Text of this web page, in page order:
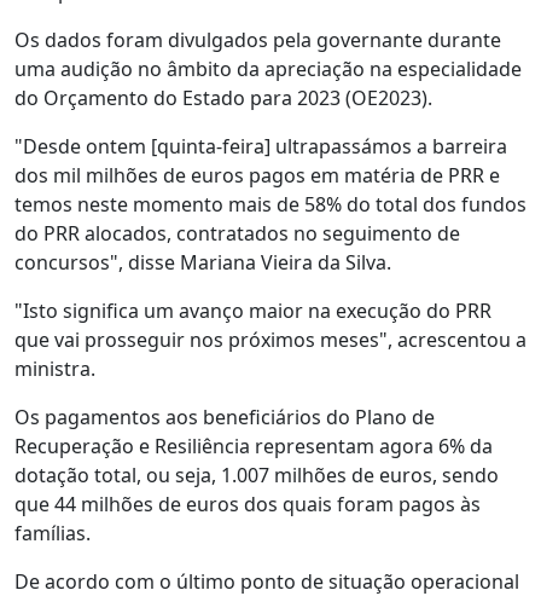
Os dados foram divulgados pela governante durante
uma audição no âmbito da apreciação na especialidade
do Orçamento do Estado para 2023 (OE2023).
"Desde ontem [quinta-feira] ultrapassámos a barreira
dos mil milhões de euros pagos em matéria de PRR e
temos neste momento mais de 58% do total dos fundos
do PRR alocados, contratados no seguimento de
concursos", disse Mariana Vieira da Silva.
"Isto significa um avanço maior na execução do PRR
que vai prosseguir nos próximos meses", acrescentou a
ministra.
Os pagamentos aos beneficiários do Plano de
Recuperação e Resiliência representam agora 6% da
dotação total, ou seja, 1.007 milhões de euros, sendo
que 44 milhões de euros dos quais foram pagos às
famílias.
De acordo com o último ponto de situação operacional